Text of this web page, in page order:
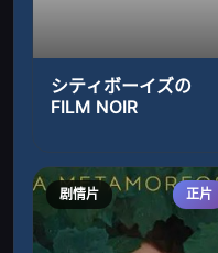
シティボーイズの
FILM NOIR
剧情片 正片